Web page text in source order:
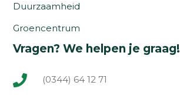
Duurzaamheid
Groencentrum
Vragen? We helpen je graag!
(0344) 64 12 71